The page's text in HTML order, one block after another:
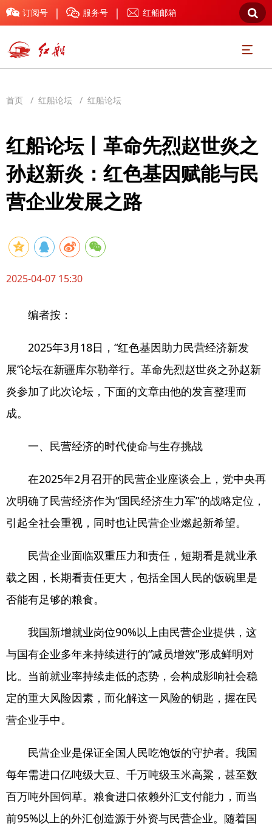
 订阅号 |  服务号 |  红船邮箱

首页 / 红船论坛 / 红船论坛
红船论坛丨革命先烈赵世炎之
孙赵新炎：红色基因赋能与民
营企业发展之路
2025-04-07 15:30
编者按：
2025年3月18日，“红色基因助力民营经济新发
展”论坛在新疆库尔勒举行。革命先烈赵世炎之孙赵新
炎参加了此次论坛，下面的文章由他的发言整理而
成。
一、民营经济的时代使命与生存挑战
在2025年2月召开的民营企业座谈会上，党中央再
次明确了民营经济作为“国民经济生力军”的战略定位，
引起全社会重视，同时也让民营企业燃起新希望。
民营企业面临双重压力和责任，短期看是就业承
载之困，长期看责任更大，包括全国人民的饭碗里是
否能有足够的粮食。
我国新增就业岗位90%以上由民营企业提供，这
与国有企业多年来持续进行的“减员增效”形成鲜明对
比。当前就业率持续走低的态势，会构成影响社会稳
定的重大风险因素，而化解这一风险的钥匙，握在民
营企业手中。
民营企业是保证全国人民吃饱饭的守护者。我国
每年需进口亿吨级大豆、千万吨级玉米高粱，甚至数
百万吨外国饲草。粮食进口依赖外汇支付能力，而当
前95%以上的外汇创造源于外资与民营企业。随着国